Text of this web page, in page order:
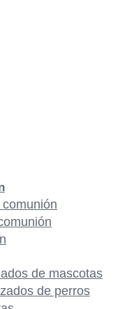
de mascotas
de perros